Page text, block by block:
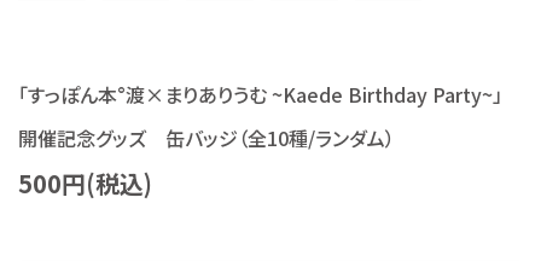
アイドル・タレント
ヒーロー文庫
「すっぽん本°渡×まりありうむ ~Kaede Birthday Party~」
開催記念グッズ 缶バッジ（全10種/ランダム）
500円(税込)